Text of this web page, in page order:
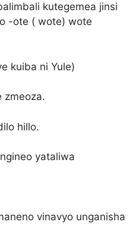
kutegemea jinsi
-ote ( wote) wote
kuiba ni Yule)
zmeoza.
hillo.
yataliwa
vinavyo unganisha